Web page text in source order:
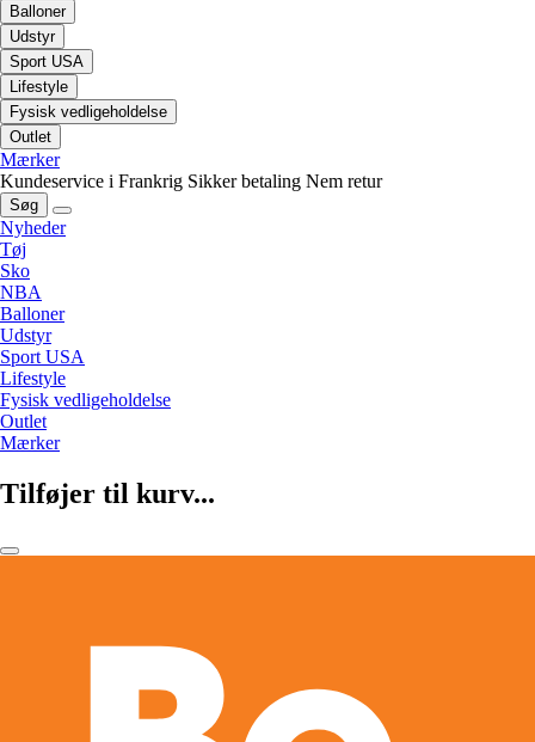
Balloner
Udstyr
Sport USA
Lifestyle
Fysisk vedligeholdelse
Outlet
Mærker
Kundeservice i Frankrig Sikker betaling Nem retur
Søg
Nyheder
Tøj
Sko
NBA
Balloner
Udstyr
Sport USA
Lifestyle
Fysisk vedligeholdelse
Outlet
Mærker
Tilføjer til kurv...